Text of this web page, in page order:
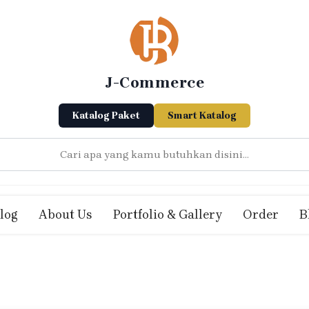
J-Commerce
Katalog Paket Smart Katalog
About Us Portfolio & Gallery Order